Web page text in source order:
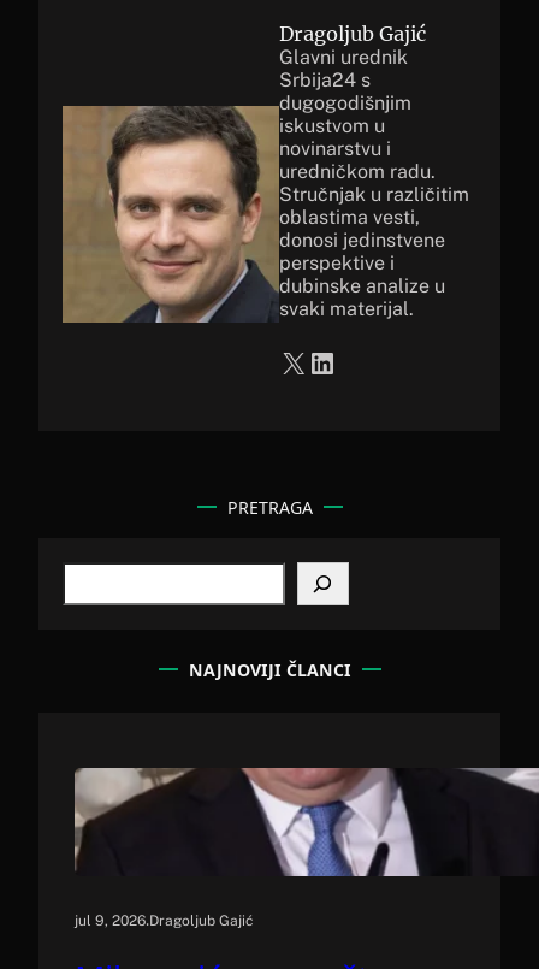
Dragoljub Gajić
Glavni urednik
Srbija24 s
dugogodišnjim
iskustvom u
novinarstvu i
uredničkom radu.
Stručnjak u različitim
oblastima vesti,
donosi jedinstvene
perspektive i
dubinske analize u
svaki materijal.
X LinkedIn
PRETRAGA
NAJNOVIJI ČLANCI
jul 9, 2026.Dragoljub Gajić